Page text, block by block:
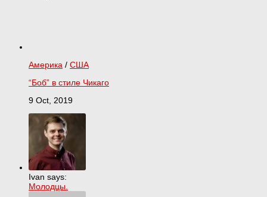
Америка / США
“Боб” в стиле Чикаго
9 Oct, 2019
Ivan says:
Молодцы.